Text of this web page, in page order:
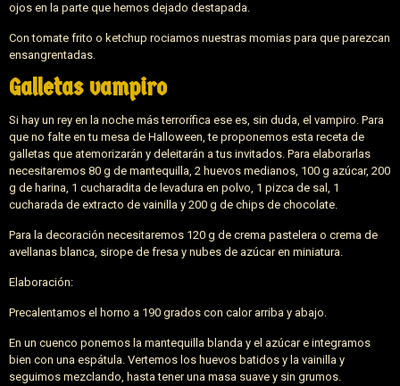
ojos en la parte que hemos dejado destapada.
Con tomate frito o ketchup rociamos nuestras momias para que parezcan
ensangrentadas.
Galletas vampiro
Si hay un rey en la noche más terrorífica ese es, sin duda, el vampiro. Para
que no falte en tu mesa de Halloween, te proponemos esta receta de
galletas que atemorizarán y deleitarán a tus invitados. Para elaborarlas
necesitaremos 80 g de mantequilla, 2 huevos medianos, 100 g azúcar, 200
g de harina, 1 cucharadita de levadura en polvo, 1 pizca de sal, 1
cucharada de extracto de vainilla y 200 g de chips de chocolate.
Para la decoración necesitaremos 120 g de crema pastelera o crema de
avellanas blanca, sirope de fresa y nubes de azúcar en miniatura.
Elaboración:
Precalentamos el horno a 190 grados con calor arriba y abajo.
En un cuenco ponemos la mantequilla blanda y el azúcar e integramos
bien con una espátula. Vertemos los huevos batidos y la vainilla y
seguimos mezclando, hasta tener una masa suave y sin grumos.